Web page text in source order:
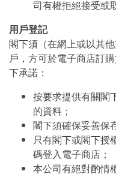
司有權拒絕接受或
用戶登記
閣下須（在網上或以其
戶，方可於電子商店訂
下承諾：
按要求提供有關閣
的資料；
閣下須確保妥善保
只有閣下或閣下授
碼登入電子商店；
本公司有絕對酌情